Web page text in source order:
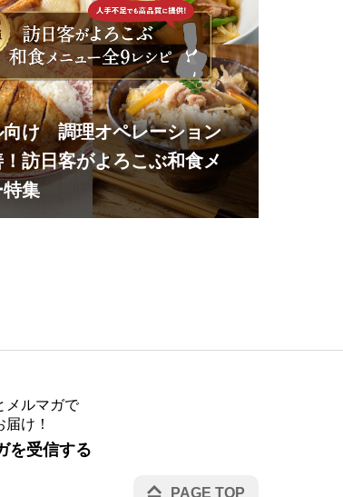
向け 調理オペレーション
訪日客がよろこぶ和食メ
集
メルマガで
け！
を受信する
PAGE TOP